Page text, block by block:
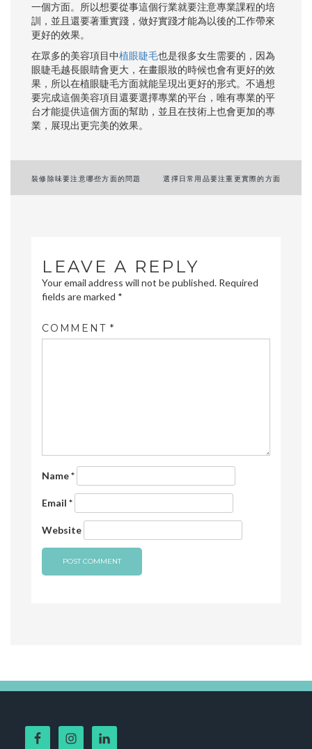
一個方面。所以想要從事這個行業就要注意專業課程的培
訓，並且還要著重實踐，做好實踐才能為以後的工作帶來
更好的效果。
在眾多的美容項目中植眼睫毛也是很多女生需要的，因為
眼睫毛越長眼睛會更大，在畫眼妝的時候也會有更好的效
果，所以在植眼睫毛方面就能呈現出更好的形式。不過想
要完成這個美容項目還要選擇專業的平台，唯有專業的平
台才能提供這個方面的幫助，並且在技術上也會更加的專
業，展現出更完美的效果。
Post
裝修除味要注意哪些方面的問題 選擇日常用品要注重更實際的方面
LEAVE A REPLY
Your email address will not be published. Required
fields are marked *
COMMENT *
Name*
Email *
Website